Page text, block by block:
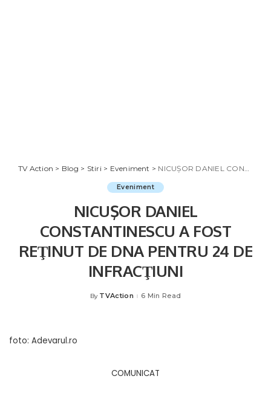
TV Action > Blog > Stiri > Eveniment > NICUŞOR DANIEL CONSTANTINESCU A FOST REŢINUT DE DNA PENTRU 24 DE INFRACŢIUNI
Eveniment
NICUŞOR DANIEL
CONSTANTINESCU A FOST
REŢINUT DE DNA PENTRU 24 DE
INFRACŢIUNI
Posted
By TVAction 6 Min Read
foto: Adevarul.ro
COMUNICAT